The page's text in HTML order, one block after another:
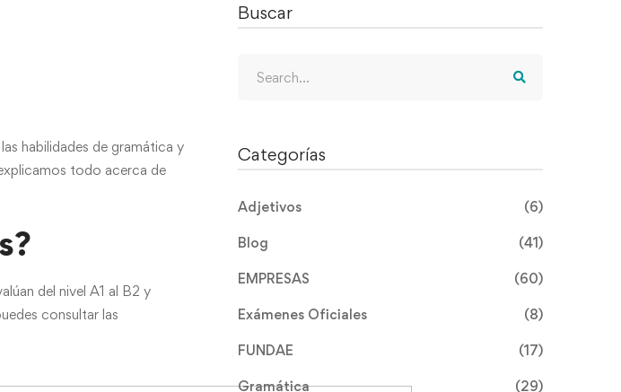
habilidades de gramática y
todo acerca de
del nivel A1 al B2 y
consultar las
Buscar
for:
Categorías
Adjetivos (6)
Blog (41)
EMPRESAS (60)
Exámenes Oficiales (8)
FUNDAE (17)
Gramática (29)